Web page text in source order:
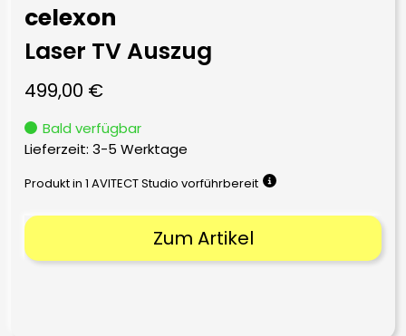
celexon
Laser TV Auszug
499,00 €
Bald verfügbar
Lieferzeit: 3-5 Werktage
Produkt in 1 AVITECT Studio vorführbereit
Zum Artikel